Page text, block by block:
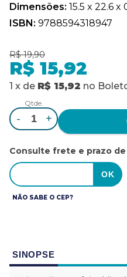
Dimensões: 15.5 x 22.6 x
ISBN: 9788594318947
R$ 19,90
R$ 15,92
1 x de R$ 15,92 no
Qtde.
- +
Consulte frete e prazo
NÃO SABE O CEP?
SINOPSE